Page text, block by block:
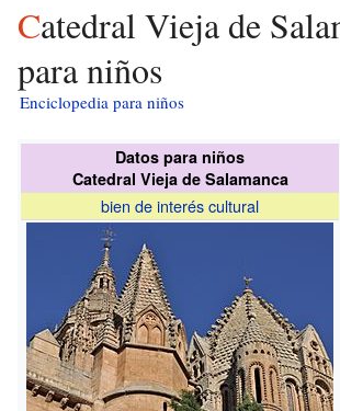
Catedral Vieja de Salamanca
para niños
Enciclopedia para niños
Datos para niños
Catedral Vieja de Salamanca
bien de interés cultural